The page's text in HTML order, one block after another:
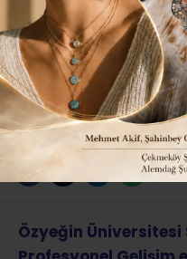
Giriş: 23-01-2017 21:09
Güncelleme: 13-10-2019 01:30
Özyeğin